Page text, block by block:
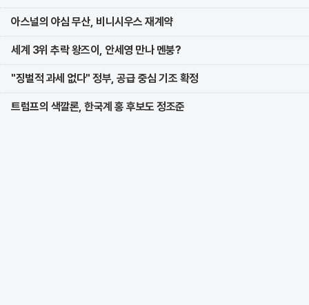
아스널의 야심 무산, 비니시우스 재계약
세계 3위 추락 왕즈이, 안세영 만나 멘붕?
"징벌적 과세 없다" 정부, 공급 중심 기조 확정
트럼프의 색깔론, 한국계 홍 후보도 정조준